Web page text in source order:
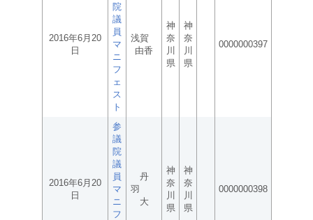
2016年6月20
日
院
議
員
マ
ニ
フ
ェ
ス
ト
浅賀
由香
神
奈
川
県
神
奈
川
県
0000000397
2016年6月20
日
参
議
院
議
員
マ
ニ
フ
丹
羽
大
神
奈
川
県
神
奈
川
県
0000000398